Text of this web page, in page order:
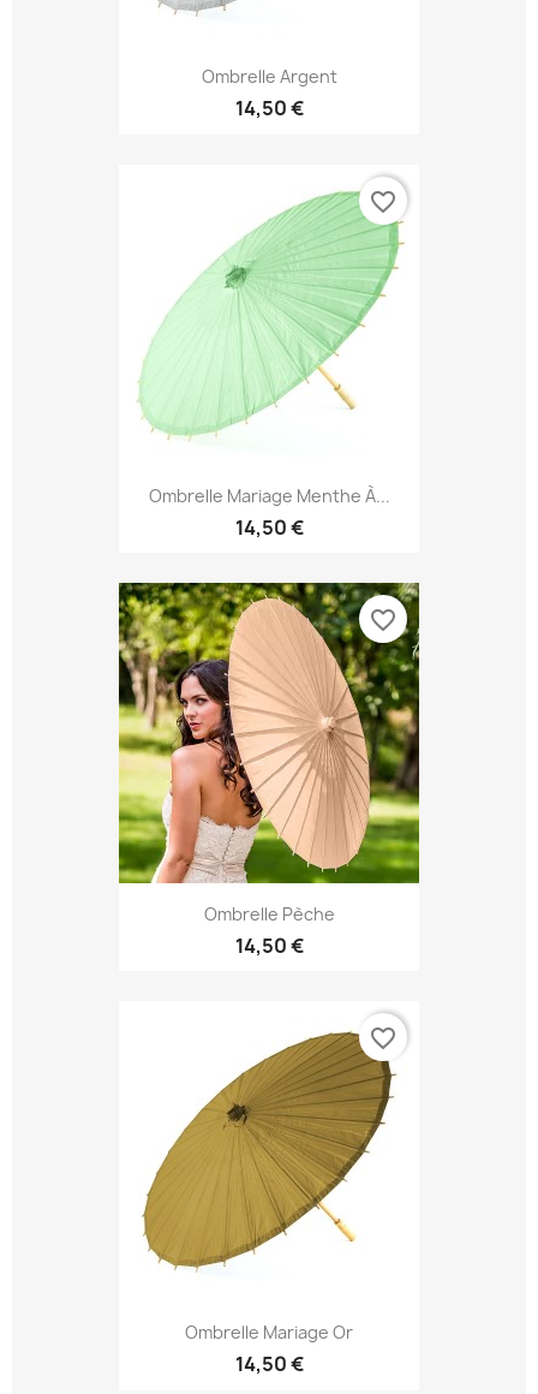
Ombrelle Argent
14,50 €
Ombrelle Mariage Menthe À...
14,50 €
favorite_border
Ombrelle Pèche
14,50 €
favorite_border
Ombrelle Mariage Or
14,50 €
favorite_border